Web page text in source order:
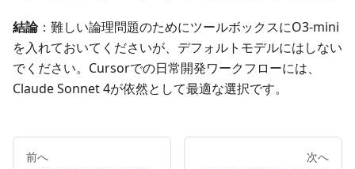
結論：難しい論理問題のためにツールボックスにO3-mini
を入れておいてくださいが、デフォルトモデルにはしない
でください。Cursorでの日常開発ワークフローには、
Claude Sonnet 4が依然として最適な選択です。
前へ 次へ